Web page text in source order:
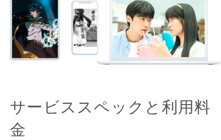
サービススペックと利用料
金